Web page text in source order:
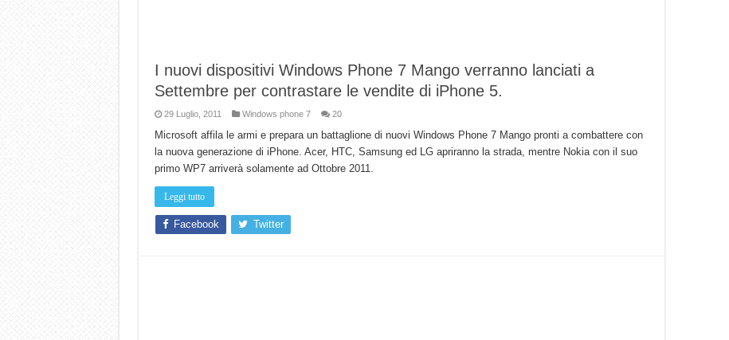
I nuovi dispositivi Windows Phone 7 Mango verranno lanciati a
Settembre per contrastare le vendite di iPhone 5.
29 Luglio, 2011 Windows phone 7 20
Microsoft affila le armi e prepara un battaglione di nuovi Windows Phone 7 Mango pronti a combattere con
la nuova generazione di iPhone. Acer, HTC, Samsung ed LG apriranno la strada, mentre Nokia con il suo
primo WP7 arriverà solamente ad Ottobre 2011.
Leggi tutto
Facebook Twitter